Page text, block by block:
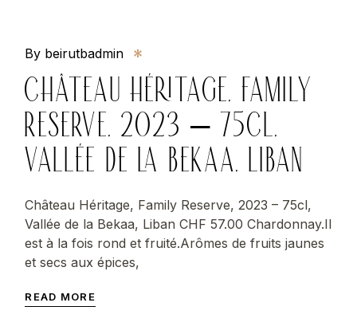
By beirutbadmin
CHÂTEAU HÉRITAGE, FAMILY
RESERVE, 2023 – 75CL,
VALLÉE DE LA BEKAA, LIBAN
Château Héritage, Family Reserve, 2023 – 75cl,
Vallée de la Bekaa, Liban CHF 57.00 Chardonnay.Il
est à la fois rond et fruité.Arômes de fruits jaunes
et secs aux épices,
READ MORE